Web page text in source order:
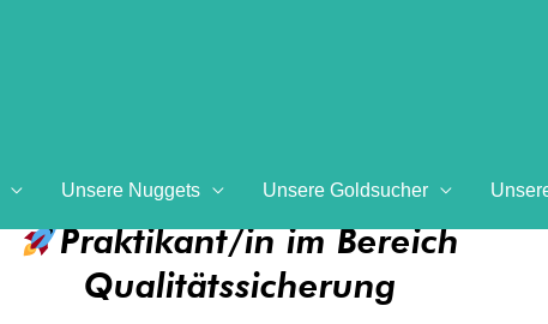
Unsere Nuggets Unsere Goldsucher
Praktikant/in im Bereich
Qualitätssicherung